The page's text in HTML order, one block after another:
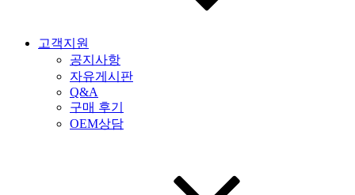
고객지원
공지사항
자유게시판
Q&A
구매 후기
OEM상담